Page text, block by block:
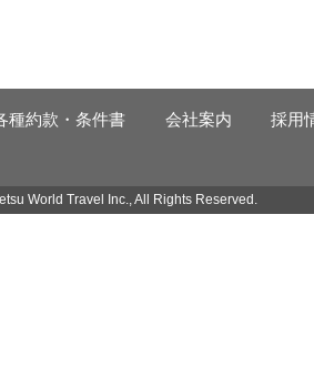
種約款・条件書 会社案内 採用
World Travel Inc., All Rights Reserved.